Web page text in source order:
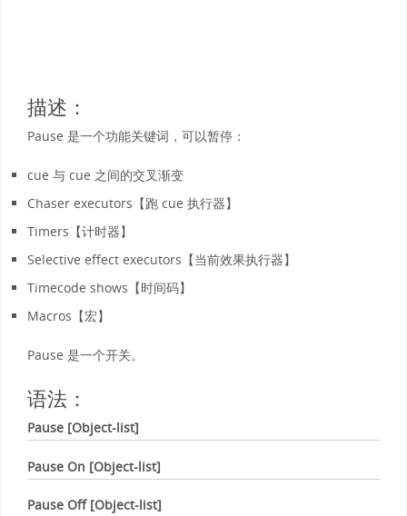
描述：
Pause 是一个功能关键词，可以暂停：
cue 与 cue 之间的交叉渐变
Chaser executors【跑 cue 执行器】
Timers【计时器】
Selective effect executors【当前效果执行器】
Timecode shows【时间码】
Macros【宏】
Pause 是一个开关。
语法：
Pause [Object-list]
Pause On [Object-list]
Pause Off [Object-list]